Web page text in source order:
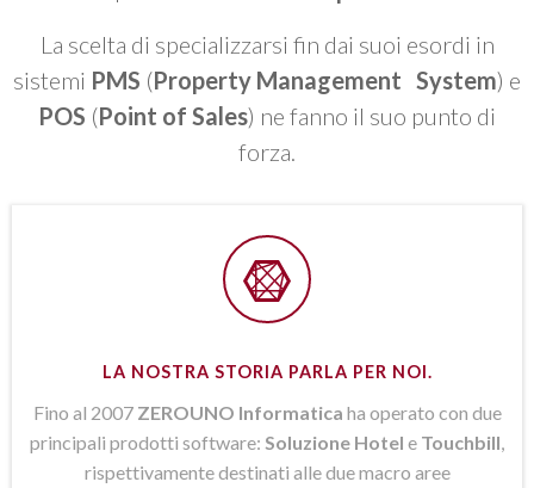
La scelta di specializzarsi fin dai suoi esordi in
sistemi PMS (Property Management System) e
POS (Point of Sales) ne fanno il suo punto di
forza.
LA NOSTRA STORIA PARLA PER NOI.
Fino al 2007 ZEROUNO Informatica ha operato con due
principali prodotti software: Soluzione Hotel e Touchbill
rispettivamente destinati alle due macro aree